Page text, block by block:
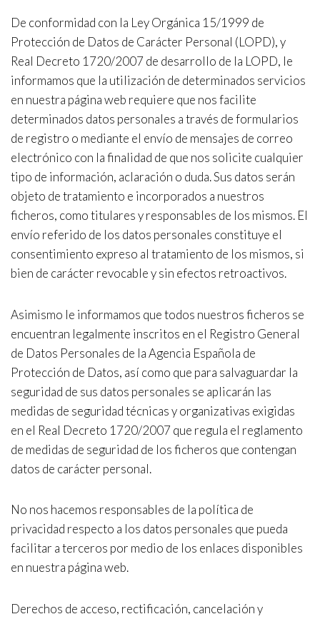
De conformidad con la Ley Orgánica 15/1999 de
Protección de Datos de Carácter Personal (LOPD), y
Real Decreto 1720/2007 de desarrollo de la LOPD, le
informamos que la utilización de determinados servicios
en nuestra página web requiere que nos facilite
determinados datos personales a través de formularios
de registro o mediante el envío de mensajes de correo
electrónico con la finalidad de que nos solicite cualquier
tipo de información, aclaración o duda. Sus datos serán
objeto de tratamiento e incorporados a nuestros
ficheros, como titulares y responsables de los mismos. El
envío referido de los datos personales constituye el
consentimiento expreso al tratamiento de los mismos, si
bien de carácter revocable y sin efectos retroactivos.
Asimismo le informamos que todos nuestros ficheros se
encuentran legalmente inscritos en el Registro General
de Datos Personales de la Agencia Española de
Protección de Datos, así como que para salvaguardar la
seguridad de sus datos personales se aplicarán las
medidas de seguridad técnicas y organizativas exigidas
en el Real Decreto 1720/2007 que regula el reglamento
de medidas de seguridad de los ficheros que contengan
datos de carácter personal.
No nos hacemos responsables de la política de
privacidad respecto a los datos personales que pueda
facilitar a terceros por medio de los enlaces disponibles
en nuestra página web.
Derechos de acceso, rectificación, cancelación y